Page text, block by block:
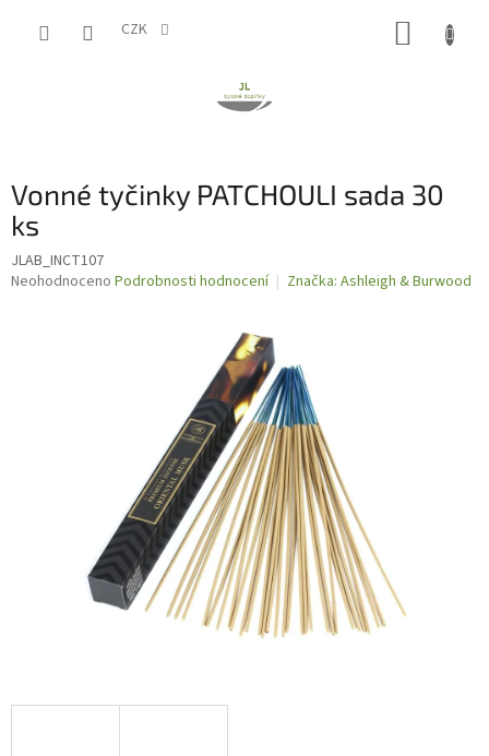
CZK
Vonné tyčinky PATCHOULI sada 30
ks
JLAB_INCT107
Průměrné
Neohodnoceno Podrobnosti hodnocení Značka: Ashleigh & Burwood